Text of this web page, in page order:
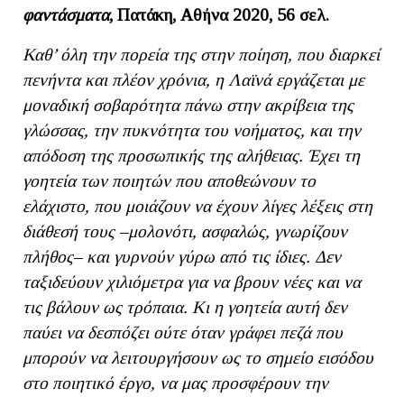
φαντάσματα, Πατάκη, Αθήνα 2020, 56 σελ.
Καθ’ όλη την πορεία της στην ποίηση, που διαρκεί
πενήντα και πλέον χρόνια, η Λαϊνά εργάζεται με
μοναδική σοβαρότητα πάνω στην ακρίβεια της
γλώσσας, την πυκνότητα του νοήματος, και την
απόδοση της προσωπικής της αλήθειας. Έχει τη
γοητεία των ποιητών που αποθεώνουν το
ελάχιστο, που μοιάζουν να έχουν λίγες λέξεις στη
διάθεσή τους –μολονότι, ασφαλώς, γνωρίζουν
πλήθος– και γυρνούν γύρω από τις ίδιες. Δεν
ταξιδεύουν χιλιόμετρα για να βρουν νέες και να
τις βάλουν ως τρόπαια. Κι η γοητεία αυτή δεν
παύει να δεσπόζει ούτε όταν γράφει πεζά που
μπορούν να λειτουργήσουν ως το σημείο εισόδου
στο ποιητικό έργο, να μας προσφέρουν την